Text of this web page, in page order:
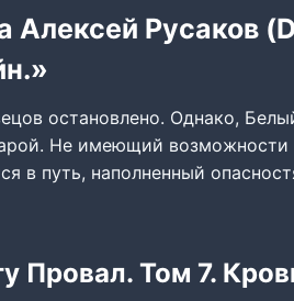
Алексей Русаков
остановлено. Однако,
Не имеющий возможности
в путь, наполненный
Провал. Том 7.